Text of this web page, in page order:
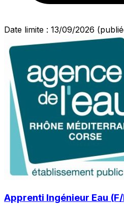
Date limite : 13/09/2026
Apprenti Ingénieur Eau